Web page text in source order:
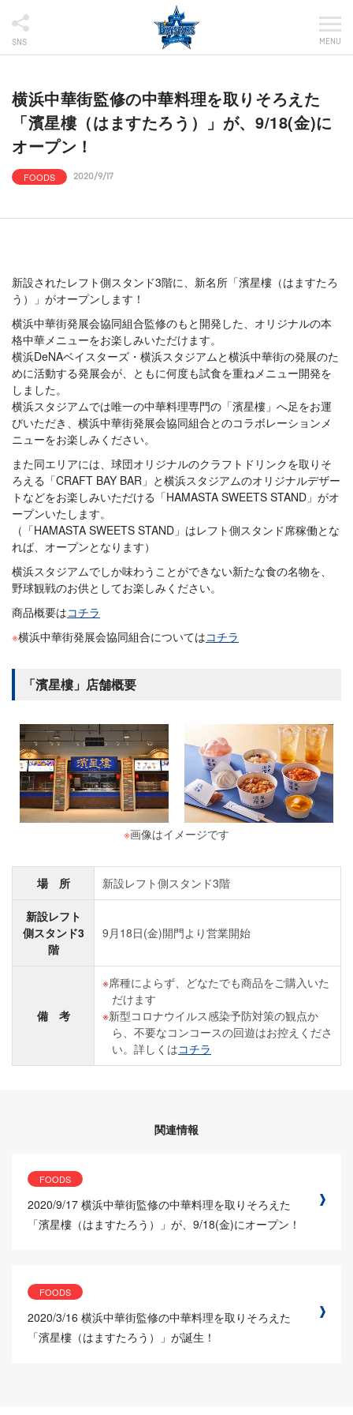
SNS MENU
横浜中華街監修の中華料理を取りそろえた
「濱星樓（はますたろう）」が、9/18(金)に
オープン！
FOODS 2020/9/17
新設されたレフト側スタンド3階に、新名所「濱星樓（はますたろ
う）」がオープンします！
横浜中華街発展会協同組合監修のもと開発した、オリジナルの本
格中華メニューをお楽しみいただけます。
横浜DeNAベイスターズ・横浜スタジアムと横浜中華街の発展のた
めに活動する発展会が、ともに何度も試食を重ねメニュー開発を
しました。
横浜スタジアムでは唯一の中華料理専門の「濱星樓」へ足をお運
びいただき、横浜中華街発展会協同組合とのコラボレーションメ
ニューをお楽しみください。
また同エリアには、球団オリジナルのクラフトドリンクを取りそ
ろえる「CRAFT BAY BAR」と横浜スタジアムのオリジナルデザー
トなどをお楽しみいただける「HAMASTA SWEETS STAND」がオ
ープンいたします。
（「HAMASTA SWEETS STAND」はレフト側スタンド席稼働とな
れば、オープンとなります）
横浜スタジアムでしか味わうことができない新たな食の名物を、
野球観戦のお供としてお楽しみください。
商品概要はコチラ
※横浜中華街発展会協同組合についてはコチラ
「濱星樓」店舗概要
※画像はイメージです
場 所 新設レフト側スタンド3階
新設レフト
側スタンド3
階
9月18日(金)開門より営業開始
備 考
席種によらず、どなたでも商品をご購入いた
だけます
新型コロナウイルス感染予防対策の観点か
ら、不要なコンコースの回遊はお控えくださ
い。詳しくはコチラ
関連情報
FOODS
2020/9/17 横浜中華街監修の中華料理を取りそろえた
「濱星樓（はますたろう）」が、9/18(金)にオープン！
FOODS
2020/3/16 横浜中華街監修の中華料理を取りそろえた
「濱星樓（はますたろう）」が誕生！